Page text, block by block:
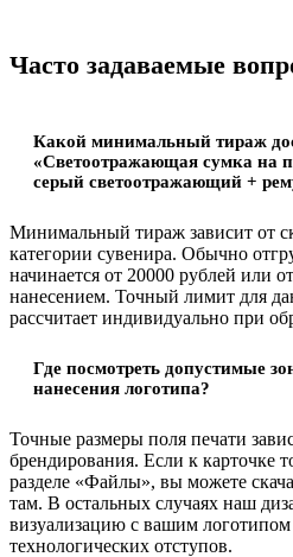
Часто задаваемые
Какой минимальный тираж
«Светоотражающая сумка на
серый светоотражающий +
Минимальный тираж зависит от
категории сувенира. Обычно
начинается от 20000 рублей или
нанесением. Точный лимит для
рассчитает индивидуально при
Где посмотреть допустимые
нанесения логотипа?
Точные размеры поля печати
брендирования. Если к карточке
разделе «Файлы», вы можете
там. В остальных случаях наш
визуализацию с вашим логотипом
технологических отступов.